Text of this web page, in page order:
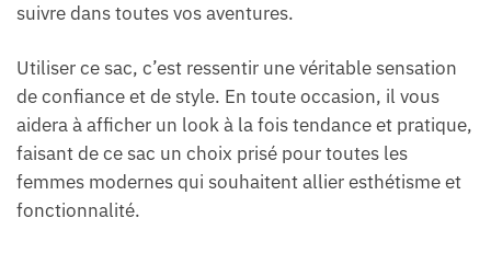
suivre dans toutes vos aventures.
Utiliser ce sac, c’est ressentir une véritable sensation
de confiance et de style. En toute occasion, il vous
aidera à afficher un look à la fois tendance et pratique,
faisant de ce sac un choix prisé pour toutes les
femmes modernes qui souhaitent allier esthétisme et
fonctionnalité.